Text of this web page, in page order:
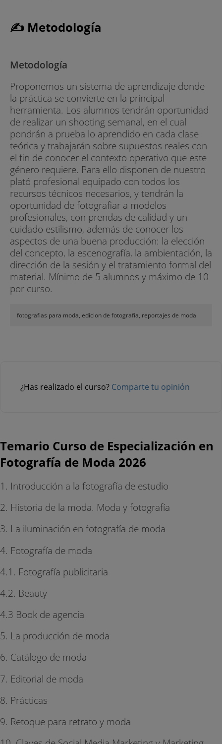
✍ Metodología
Metodología
Proponemos un sistema de aprendizaje donde
la práctica se convierte en la principal
herramienta. Los alumnos tendrán oportunidad
de realizar un shooting semanal, en el cual
pondrán a prueba lo aprendido en cada clase
teórica y trabajarán sobre supuestos reales con
el fin de conocer el contexto operativo que este
género requiere. Para ello disponen de nuestro
plató profesional equipado con todos los
recursos técnicos necesarios, y tendrán la
oportunidad de fotografiar a modelos
profesionales, con prendas de calidad y un
cuidado estilismo, además de conocer los
aspectos de una buena producción: la elección
del concepto, la escenografía, la ambientación, la
dirección de la sesión y el tratamiento formal del
material. Mínimo de 5 alumnos y máximo de 10
por curso.
fotografias para moda, edicion de fotografia, reportajes de moda
¿Has realizado el curso? Comparte tu opinión
Temario Curso de Especialización en
Fotografía de Moda 2026
1. Introducción a la fotografía de estudio
2. Historia de la moda. Moda y fotografía
3. La iluminación en fotografía de moda
4. Fotografía de moda
4.1. Fotografía publicitaria
4.2. Beauty
4.3 Book de agencia
5. La producción de moda
6. Catálogo de moda
7. Editorial de moda
8. Prácticas
9. Retoque para retrato y moda